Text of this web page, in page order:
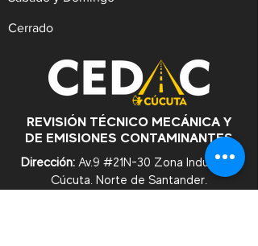
Cerrado
REVISIÓN TÉCNICO MECÁNICA Y
DE EMISIONES CONTAMINANTES
Dirección: Av.9 #21N-30 Zona Industrial,
Cúcuta. Norte de Santander.